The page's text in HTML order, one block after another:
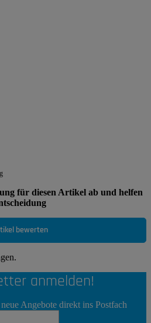
für diesen Artikel ab und helfen
bewerten
anmelden!
Angebote direkt ins Postfach